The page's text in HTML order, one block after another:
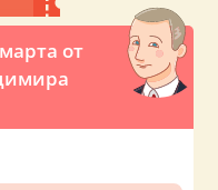
от